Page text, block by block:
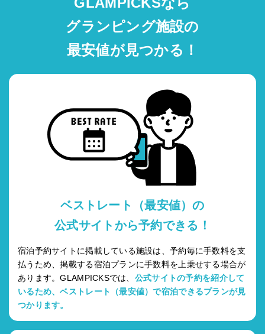
グランピング施設の
最安値が見つかる！
ベストレート（最安値）の
公式サイトから予約できる！
宿泊予約サイトに掲載している施設は、予約毎に手数料を支
払うため、掲載する宿泊プランに手数料を上乗せする場合が
あります。GLAMPICKSでは、 公式サイトの予約を紹介して
いるため、ベストレート（最安値）で宿泊できるプランが見
つかります。